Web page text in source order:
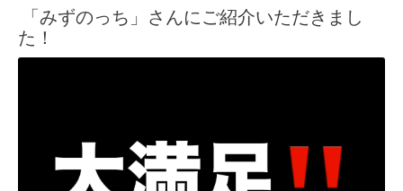
「みずのっち」さんにご紹介いただきまし
た！